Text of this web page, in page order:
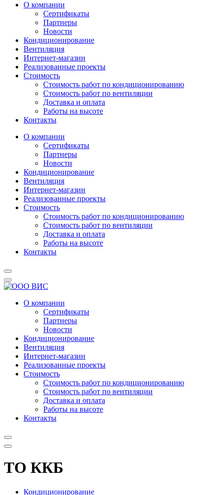
О компании
Сертификаты
Партнеры
Новости
Кондиционирование
Вентиляция
Интернет-магазин
Реализованные проекты
Стоимость
Стоимость работ по кондиционированию
Стоимость работ по вентиляции
Доставка и оплата
Работы на высоте
Контакты
О компании
Сертификаты
Партнеры
Новости
Кондиционирование
Вентиляция
Интернет-магазин
Реализованные проекты
Стоимость
Стоимость работ по кондиционированию
Стоимость работ по вентиляции
Доставка и оплата
Работы на высоте
Контакты
О компании
Сертификаты
Партнеры
Новости
Кондиционирование
Вентиляция
Интернет-магазин
Реализованные проекты
Стоимость
Стоимость работ по кондиционированию
Стоимость работ по вентиляции
Доставка и оплата
Работы на высоте
Контакты
ТО ККБ
Кондиционирование